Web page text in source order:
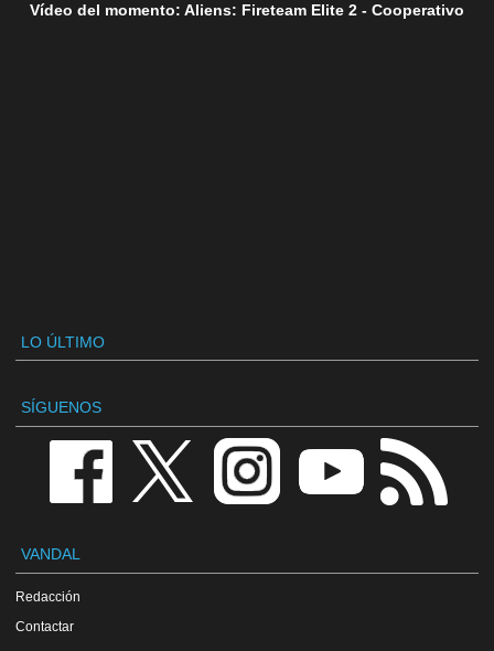
Vídeo del momento: Aliens: Fireteam Elite 2 - Cooperativo
LO ÚLTIMO
SÍGUENOS
VANDAL
Redacción
Contactar